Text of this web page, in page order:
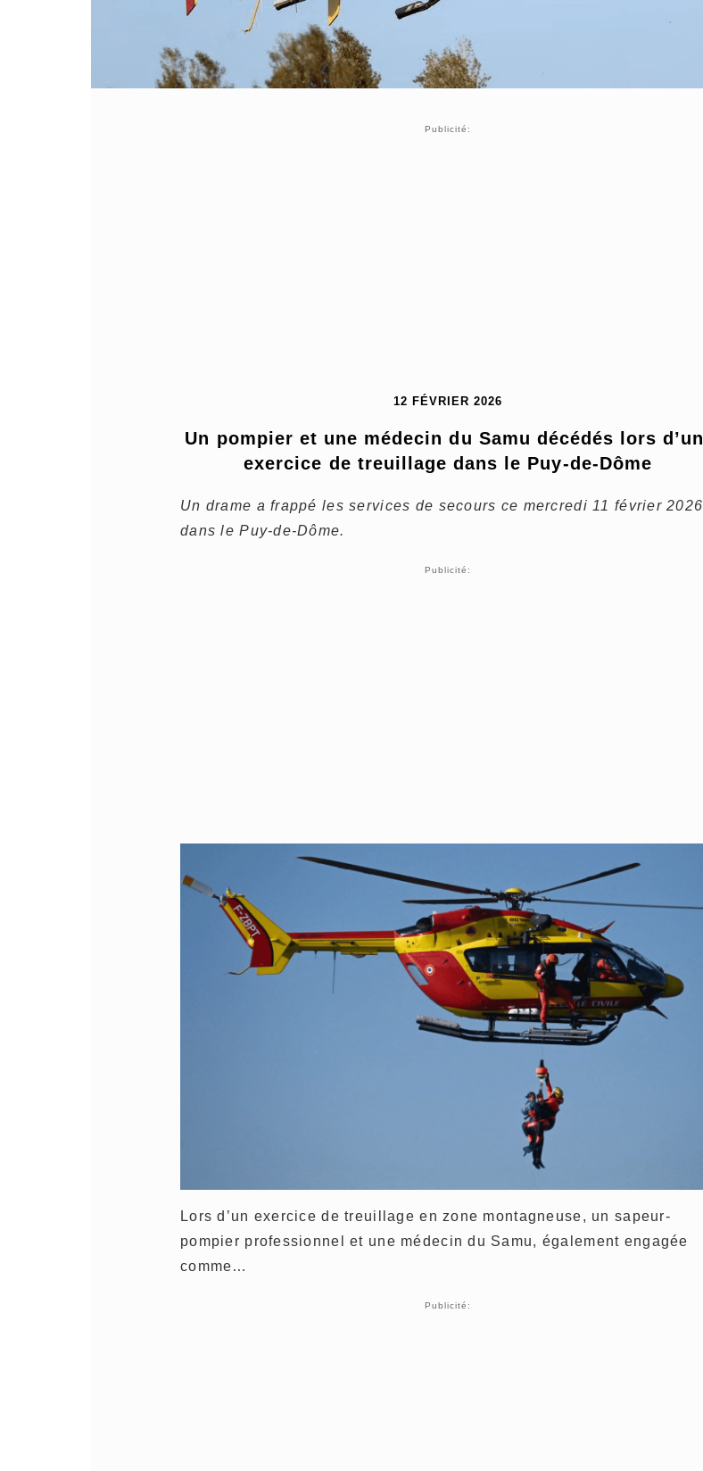
Publicité:
12 FÉVRIER 2026
Un pompier et une médecin du Samu décédés lors d’un
exercice de treuillage dans le Puy-de-Dôme
Un drame a frappé les services de secours ce mercredi 11 février 2026
dans le Puy-de-Dôme.
Publicité:
Lors d’un exercice de treuillage en zone montagneuse, un sapeur-
pompier professionnel et une médecin du Samu, également engagée
comme…
Publicité: